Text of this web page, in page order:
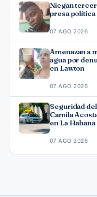
Niegan
presa
07 AGO 2026
Amenazan a
agua por
en Lawton
07 AGO 2026
Seguridad
Camila
en La Habana
07 AGO 2026